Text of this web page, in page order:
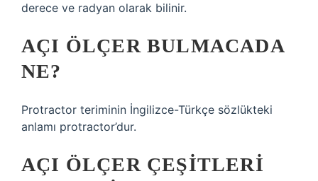
derece ve radyan olarak bilinir.
AÇI ÖLÇER BULMACADA
NE?
Protractor teriminin İngilizce-Türkçe sözlükteki
anlamı protractor’dur.
AÇI ÖLÇER ÇEŞITLERI